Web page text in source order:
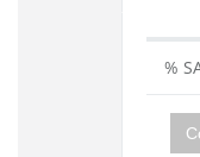
%